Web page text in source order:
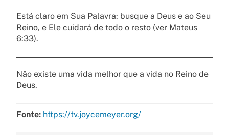
Está claro em Sua Palavra: busque a Deus e ao Seu
Reino, e Ele cuidará de todo o resto (ver Mateus
6:33).
Não existe uma vida melhor que a vida no Reino de
Deus.
Fonte: https://tv.joycemeyer.org/